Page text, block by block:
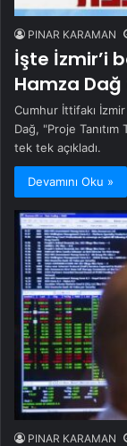
PINAR KARAMAN
İşte İzmir’i
Hamza
Cumhur İttifakı
Dağ, "Proje
tek tek açıkladı.
Devamını Oku »
PINAR KARAMAN